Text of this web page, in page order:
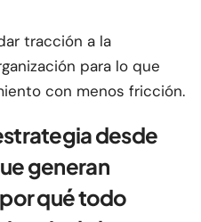
tracción a la
para lo que
con menos fricción.
desde
generan
qué todo